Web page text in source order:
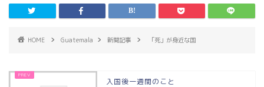
HOME Guatemala 新聞記事 「死」が身近な国
入国後一週間のこと